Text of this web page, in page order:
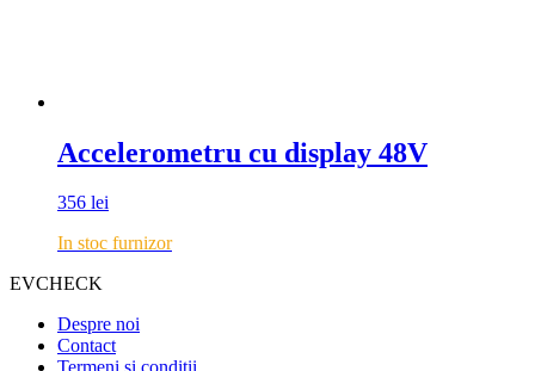
Accelerometru cu display 48V
356 lei
In stoc furnizor
EVCHECK
Despre noi
Contact